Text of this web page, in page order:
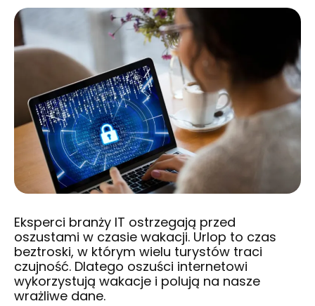
Eksperci branży IT ostrzegają przed
oszustami w czasie wakacji. Urlop to czas
beztroski, w którym wielu turystów traci
czujność. Dlatego oszuści internetowi
wykorzystują wakacje i polują na nasze
wrażliwe dane.